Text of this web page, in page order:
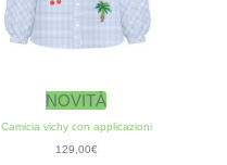
NOVITÀ
Camicia vichy con applicazioni
129,00€